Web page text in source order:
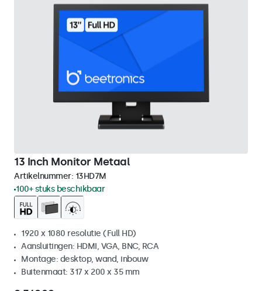
13 Inch Monitor Metaal
Artikelnummer: 13HD7M
100+ stuks beschikbaar
1920 x 1080 resolutie (Full HD)
Aansluitingen: HDMI, VGA, BNC, RCA
Montage: desktop, wand, inbouw
Buitenmaat: 317 x 200 x 35 mm